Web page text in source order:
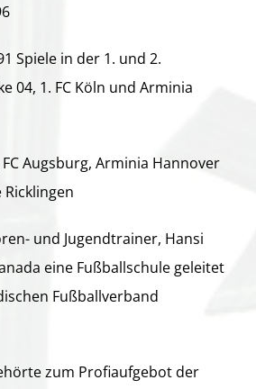
Spiele in der 1. und 2.
04, 1. FC Köln und Arminia
FC Augsburg, Arminia Hannover
und Jugendtrainer, Hansi
eine Fußballschule geleitet
Fußballverband
zum Profiaufgebot der